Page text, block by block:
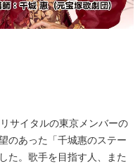
サイタルの東京メンバーの
のあった「千城惠のステー
た。歌手を目指す人、また